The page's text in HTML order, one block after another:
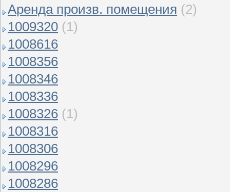
Аренда произв. помещения (2)
1009320 (1)
1008616
1008356
1008346
1008336
1008326 (1)
1008316
1008306
1008296
1008286